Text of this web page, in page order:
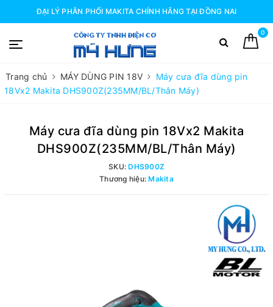
ĐẠI LÝ PHÂN PHỐI MAKITA CHÍNH HÃNG TẠI ĐỒNG NAI
0
Trang chủ MÁY DÙNG PIN 18V
Máy cưa đĩa dùng pin
18Vx2 Makita DHS900Z(235MM/BL/Thân Máy)
Máy cưa đĩa dùng pin 18Vx2 Makita
DHS900Z(235MM/BL/Thân Máy)
SKU:DHS900Z
Thương hiệu:Makita